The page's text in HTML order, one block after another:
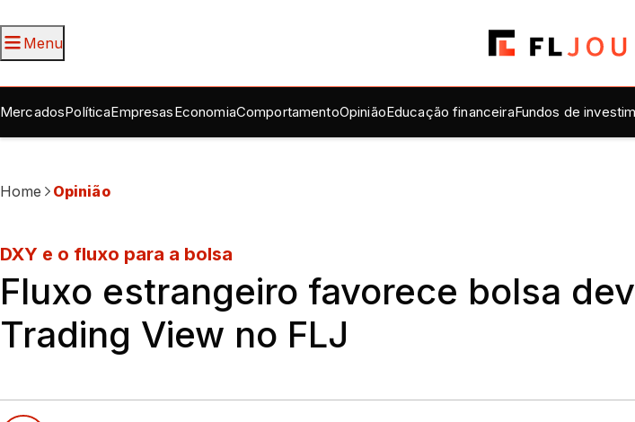
Menu
MercadosPolíticaEmpresasEconomiaComportamentoOpiniãoEducação financeiraFundos de
Home Opinião
DXY e o fluxo para a bolsa
Fluxo estrangeiro favorece bolsa
Trading View no FLJ